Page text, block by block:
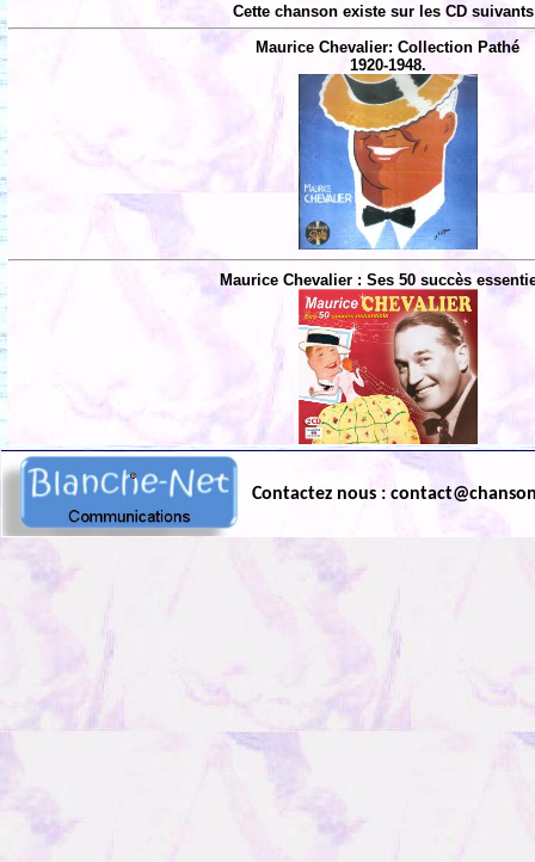
Cette chanson existe sur les CD
Maurice Chevalier: Collection Pathé
1920-1948.
Maurice Chevalier : Ses 50 succès
Contactez nous :